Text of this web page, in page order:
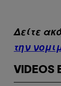
Δείτε
την
VIDEOS